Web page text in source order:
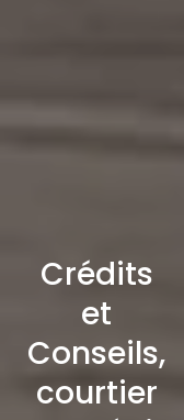
Crédits
et
Conseils,
courtier